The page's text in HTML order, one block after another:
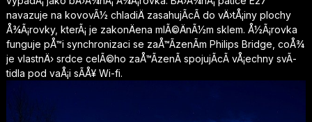
navazuje na kovovÃ½ chladiÄ zasahujÃ­cÃ­ do vÄ›tÅ¡iny plochy
Å¾Ã¡rovky, kterÃ¡ je zakonÄena mlÃ©ÄnÃ½m sklem. Å½Ã¡rovka
funguje pÅ™i synchronizaci se zaÅ™Ã­zenÃ­m Philips Bridge, coÅ¾
je vlastnÄ› srdce celÃ©ho zaÅ™Ã­zenÃ­ spojujÃ­cÃ­ vÅ¡echny svÃ­
tidla pod vaÅ¡i sÃ­Å¥ Wi-fi.